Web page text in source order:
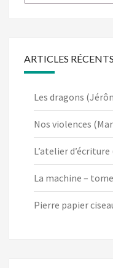
ARTICLES RÉCENTS
Les dragons
Nos violences
L’atelier
La machine –
Pierre papier